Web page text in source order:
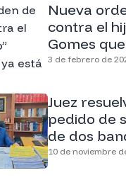
Nueva
contra el
Gomes
3 de febrero de
Juez
pedido de
de dos
10 de noviembre